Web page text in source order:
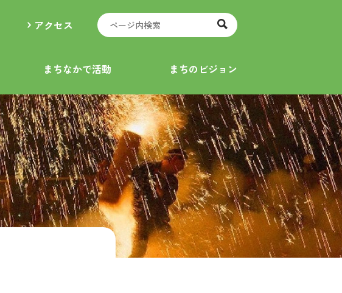
アクセス
まちなかで活動 まちのビジョン